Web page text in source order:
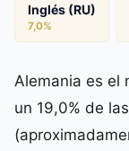
Inglés (RU)
7,0%
Alemania es el
un 19,0% de